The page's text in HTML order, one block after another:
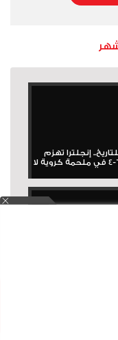
إنجلترا تهزم
فرنسا 6-4 في ملحمة كروية لا
الأن